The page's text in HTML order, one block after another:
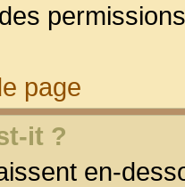
page
it ?
en-